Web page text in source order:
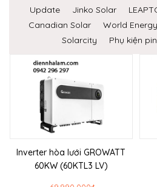
Update Jinko Solar
Canadian Solar
World Energy
Solarcity
Phụ kiện
Inverter hòa lưới GROWATT
60KW (60KTL3 LV)